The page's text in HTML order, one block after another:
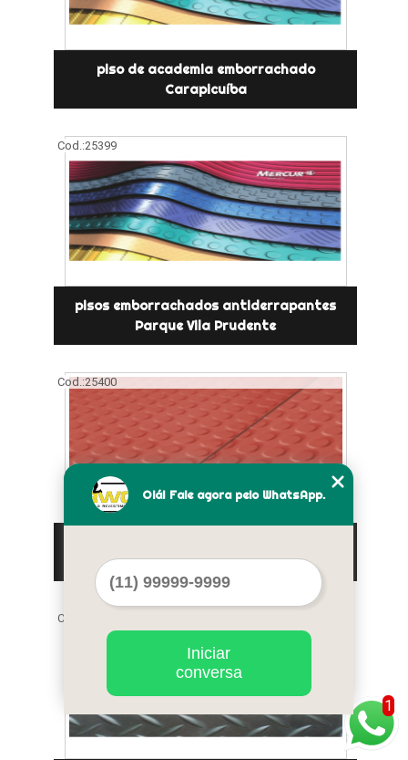
piso de academia emborrachado
Carapicuíba
Cod.:25399
pisos emborrachados antiderrapantes
Parque Vila Prudente
Cod.:25400
Branca
Cod.:
1
Olá! Fale agora pelo WhatsApp.
Iniciar
conversa